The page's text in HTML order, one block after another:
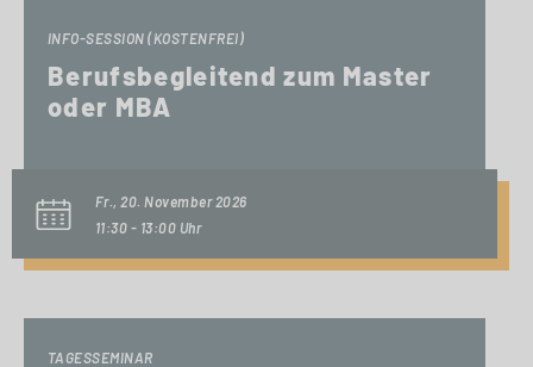
INFO-SESSION (KOSTENFREI)
Berufsbegleitend zum Master
oder MBA
Fr., 20. November 2026
11:30 - 13:00 Uhr
TAGESSEMINAR